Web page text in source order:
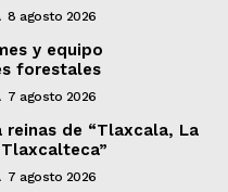
8 agosto 2026
y equipo
forestales
7 agosto 2026
reinas de “Tlaxcala, La
7 agosto 2026